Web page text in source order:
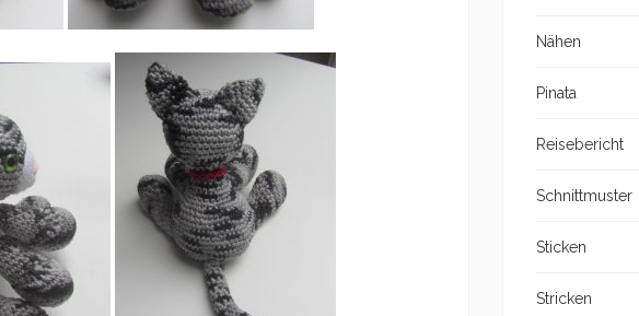
Nähen
Pinata
Reisebericht
Schnittmuster
Sticken
Stricken